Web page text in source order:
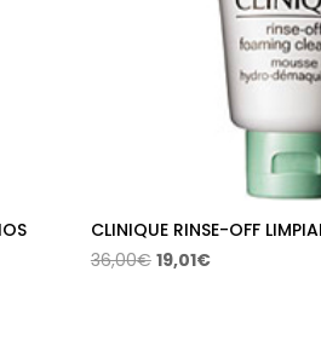
CLINIQUE RINSE-OFF
36,00€ El
19,01€El